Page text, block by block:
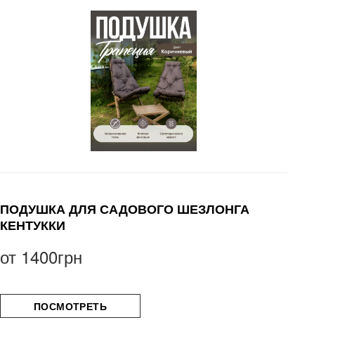
ПОДУШКА ДЛЯ САДОВОГО ШЕЗЛОНГА
КЕНТУККИ
от 1400грн
ПОСМОТРЕТЬ